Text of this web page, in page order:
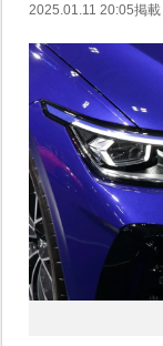
2025.01.11 20:05掲載